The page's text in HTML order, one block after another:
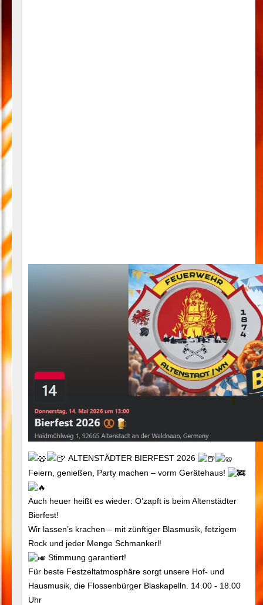
ALTENSTÄDTER BIERFEST 2026
Feiern, genießen, Party machen – vorm Gerätehaus!
Auch heuer heißt es wieder: O’zapft is beim Altenstädter
Bierfest!
Wir lassen’s krachen – mit zünftiger Blasmusik, fetzigem
Rock und jeder Menge Schmankerl!
Stimmung garantiert!
Für beste Festzeltatmosphäre sorgt unsere Hof- und
Hausmusik, die Flossenbürger Blaskapelln. 14.00 - 18.00
Uhr